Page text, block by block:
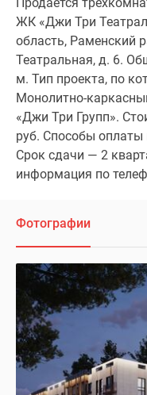
Продается
ЖК «Джи Три
область, Раменский
Театральная, д. 6.
м. Тип проекта, по
Монолитно-
«Джи Три Групп».
руб. Способы
Срок сдачи — 2
информация по
Фотографии